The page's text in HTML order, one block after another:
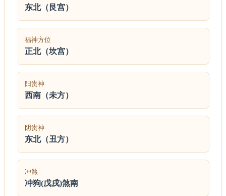
东北（艮宫）
福神方位
正北（坎宫）
阳贵神
西南（未方）
阴贵神
东北（丑方）
冲煞
冲狗(戊戌)煞南